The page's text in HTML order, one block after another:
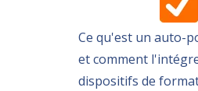
Ce qu'est un auto-
et comment
dispositifs de